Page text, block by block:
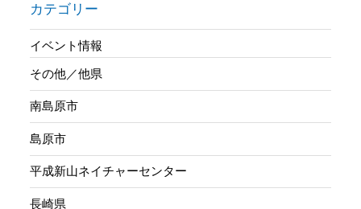
カテゴリー
イベント情報
その他／他県
南島原市
島原市
平成新山ネイチャーセンター
長崎県